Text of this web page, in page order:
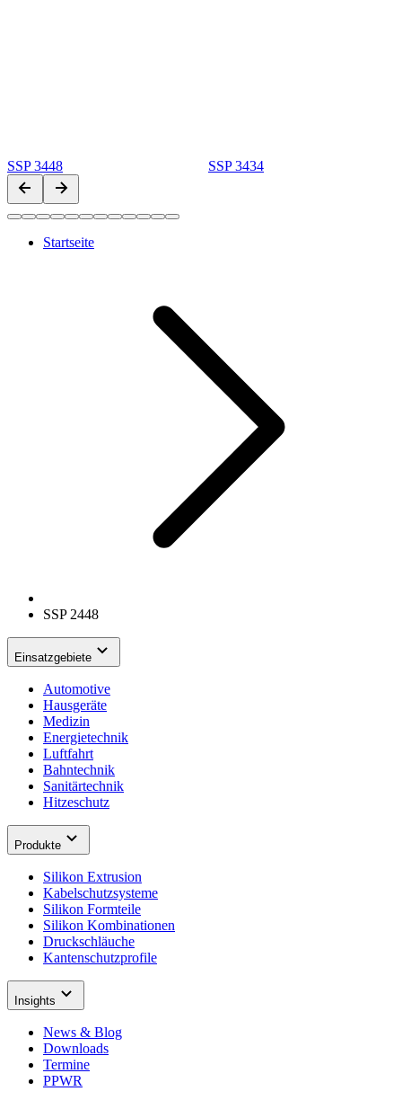
SSP 3448 SSP 3434
Startseite
SSP 2448
Einsatzgebiete
Automotive
Hausgeräte
Medizin
Energietechnik
Luftfahrt
Bahntechnik
Sanitärtechnik
Hitzeschutz
Produkte
Silikon Extrusion
Kabelschutzsysteme
Silikon Formteile
Silikon Kombinationen
Druckschläuche
Kantenschutzprofile
Insights
News & Blog
Downloads
Termine
PPWR